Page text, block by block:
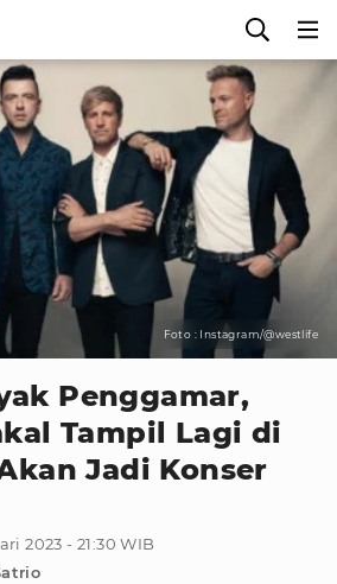
Foto : Instagram/@westlife
Penggamar,
Tampil Lagi di
Jadi Konser
2023 - 21:30 WIB